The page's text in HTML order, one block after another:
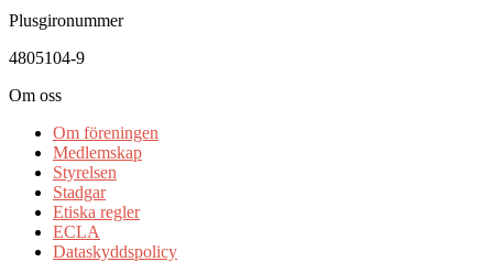
Plusgironummer
4805104-9
Om oss
Om föreningen
Medlemskap
Styrelsen
Stadgar
Etiska regler
ECLA
Dataskyddspolicy